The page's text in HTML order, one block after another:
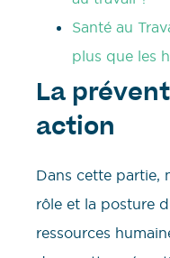
Santé au
plus que les
La
action
Dans cette partie,
rôle et la posture
ressources